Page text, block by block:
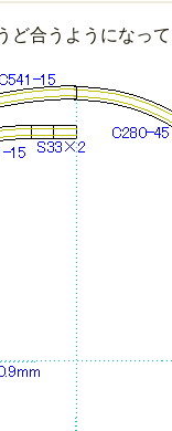
ど合うようになっ